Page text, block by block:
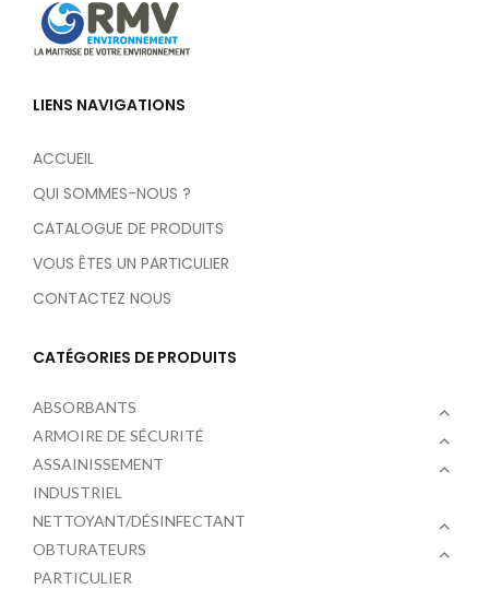
LIENS NAVIGATIONS
ACCUEIL
QUI SOMMES-NOUS ?
CATALOGUE DE PRODUITS
VOUS ÊTES UN PARTICULIER
CONTACTEZ NOUS
CATÉGORIES DE PRODUITS
ABSORBANTS
ARMOIRE DE SÉCURITÉ
ASSAINISSEMENT
INDUSTRIEL
NETTOYANT/DÉSINFECTANT
OBTURATEURS
PARTICULIER